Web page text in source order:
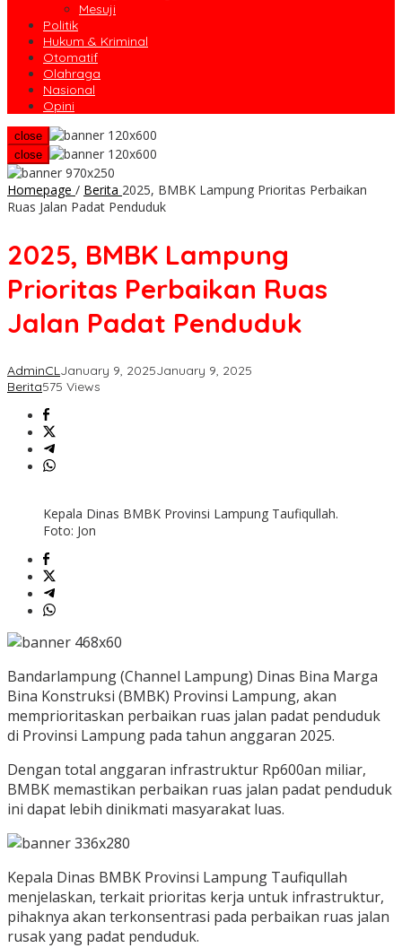
Mesuji
Politik
Hukum & Kriminal
Otomatif
Olahraga
Nasional
Opini
close
close
Homepage / Berita 2025, BMBK Lampung Prioritas Perbaikan
Ruas Jalan Padat Penduduk
2025, BMBK Lampung
Prioritas Perbaikan Ruas
Jalan Padat Penduduk
AdminCLJanuary 9, 2025January 9, 2025
Berita575 Views
Kepala Dinas BMBK Provinsi Lampung Taufiqullah.
Foto: Jon
Bandarlampung (Channel Lampung) Dinas Bina Marga
Bina Konstruksi (BMBK) Provinsi Lampung, akan
memprioritaskan perbaikan ruas jalan padat penduduk
di Provinsi Lampung pada tahun anggaran 2025.
Dengan total anggaran infrastruktur Rp600an miliar,
BMBK memastikan perbaikan ruas jalan padat penduduk
ini dapat lebih dinikmati masyarakat luas.
Kepala Dinas BMBK Provinsi Lampung Taufiqullah
menjelaskan, terkait prioritas kerja untuk infrastruktur,
pihaknya akan terkonsentrasi pada perbaikan ruas jalan
rusak yang padat penduduk.